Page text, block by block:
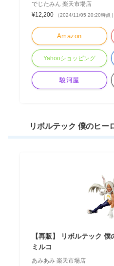
でじたみん 楽天市場店
¥12,200
（2024/11/05 20:20時点 |
Amazon
Yahooショッピング
駿河屋
リボルテック 僕のヒー
【再販】 リボルテック
ミルコ
あみあみ 楽天市場店